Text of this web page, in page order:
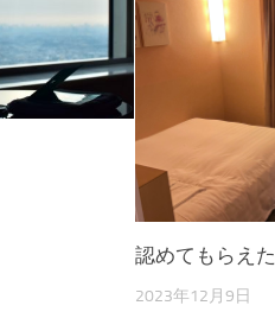
認めてもらえた
2023年12月9日